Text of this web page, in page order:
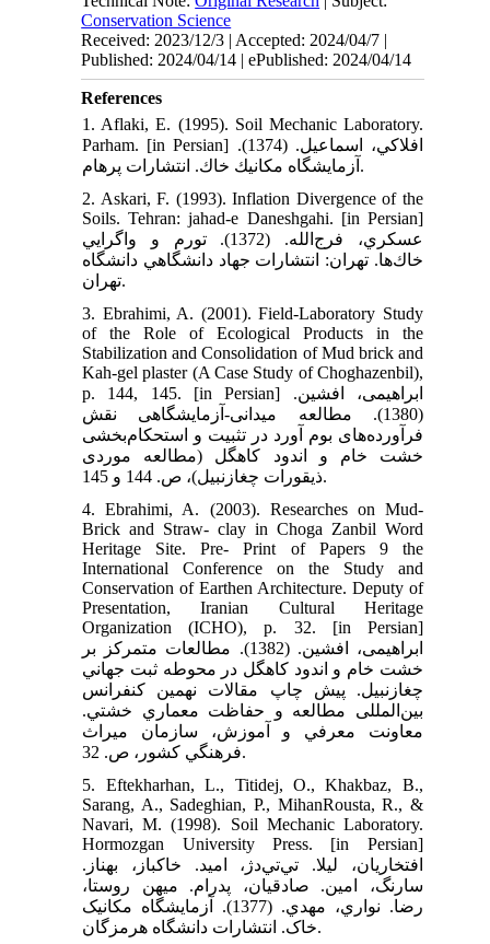
Conservation Science
Received: 2023/12/3 | Accepted: 2024/04/7 |
Published: 2024/04/14 | ePublished: 2024/04/14
References
1. Aflaki, E. (1995). Soil Mechanic Laboratory.
Parham. [in Persian] افلاكي، اسماعيل. (1374).
آزمايشگاه مكانيك خاك. انتشارات پرهام.
2. Askari, F. (1993). Inflation Divergence of the
Soils. Tehran: jahad-e Daneshgahi. [in Persian]
عسكري، فرج‌الله. (1372). تورم و واگرايي
خاك‌ها. تهران: انتشارات جهاد دانشگاهي دانشگاه
تهران.
3. Ebrahimi, A. (2001). Field-Laboratory Study
of the Role of Ecological Products in the
Stabilization and Consolidation of Mud brick and
Kah-gel plaster (A Case Study of Choghazenbil),
p. 144, 145. [in Persian] ابراهیمی، افشین.
(1380). مطالعه میدانی-آزمایشگاهی نقش
فرآورده‌های بوم آورد در تثبیت و استحکام‌بخشی
خشت خام و اندود کاهگل (مطالعه موردی
ذیقورات چغازنبیل)، ص. 144 و 145.
4. Ebrahimi, A. (2003). Researches on Mud-
Brick and Straw- clay in Choga Zanbil Word
Heritage Site. Pre- Print of Papers 9 the
International Conference on the Study and
Conservation of Earthen Architecture. Deputy of
Presentation, Iranian Cultural Heritage
Organization (ICHO), p. 32. [in Persian]
ابراهیمی، افشین. (1382). مطالعات متمركز بر
خشت خام و اندود كاهگل در محوطه ثبت جهاني
چغازنبيل. پيش چاپ مقالات نهمين كنفرانس
بین‌المللی مطالعه و حفاظت معماري خشتي.
معاونت معرفي و آموزش، سازمان ميراث
فرهنگي كشور، ص. 32.
5. Eftekharhan, L., Titidej, O., Khakbaz, B.,
Sarang, A., Sadeghian, P., MihanRousta, R., &
Navari, M. (1998). Soil Mechanic Laboratory.
Hormozgan University Press. [in Persian]
افتخاریان، لیلا. تي‌تي‌‌دژ، اميد. خاكباز، بهناز.
سارنگ، امين. صادقيان، پدرام. ميهن روستا،
رضا. نواري، مهدي. (1377). آزمایشگاه مکانیک
خاک. انتشارات دانشگاه هرمزگان.